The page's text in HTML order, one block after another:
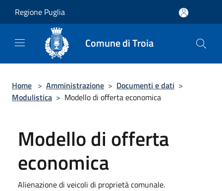
Regione Puglia
Comune di Troia
Home > Amministrazione > Documenti e dati >
Modulistica > Modello di offerta economica
Modello di offerta
economica
Alienazione di veicoli di proprietà comunale.